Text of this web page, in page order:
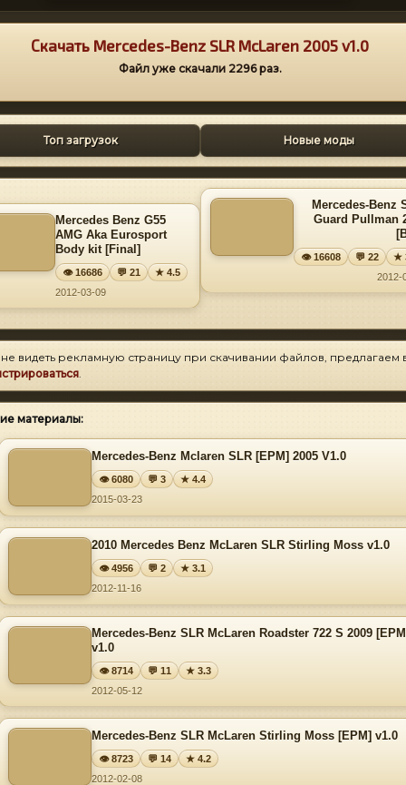
Скачать Mercedes-Benz SLR McLaren 2005 v1.0
Файл уже скачали 2296раз.
Топ загрузок Новые моды
Mercedes Benz G55
AMG Aka Eurosport
Body kit [Final]
👁 16686 💬 21
★ 4.5
2012-03-09
Mercedes-Benz
Guard Pullman
👁 16608 💬 22
★
2012-
видеть рекламную страницу при скачивании файлов, предлагаем
.
материалы:
Mercedes-Benz Mclaren SLR [EPM] 2005 V1.0
👁 6080 💬 3
★ 4.4
2015-03-23
2010 Mercedes Benz McLaren SLR Stirling Moss v1.0
👁 4956 💬 2
★ 3.1
2012-11-16
Mercedes-Benz SLR McLaren Roadster 722 S 2009
v1.0
👁 8714 💬 11
★ 3.3
2012-05-12
Mercedes-Benz SLR McLaren Stirling Moss [EPM] v1.0
👁 8723 💬 14
★ 4.2
2012-02-08